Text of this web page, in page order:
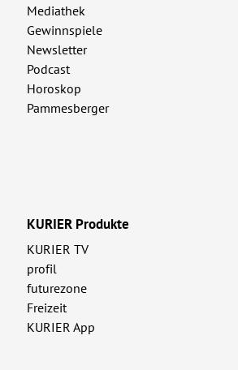
Mediathek
Gewinnspiele
Newsletter
Podcast
Horoskop
Pammesberger
KURIER Produkte
KURIER TV
profil
futurezone
Freizeit
KURIER App